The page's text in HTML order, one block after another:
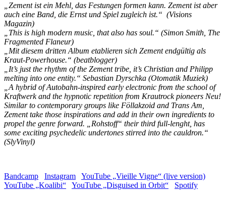
„Zement ist ein Mehl, das Festungen formen kann. Zement ist aber
auch eine Band, die Ernst und Spiel zugleich ist.“ (Visions
Magazin)
„This is high modern music, that also has soul.“ (Simon Smith, The
Fragmented Flaneur)
„Mit diesem dritten Album etablieren sich Zement endgültig als
Kraut-Powerhouse.“ (beatblogger)
„It’s just the rhythm of the Zement tribe, it’s Christian and Philipp
melting into one entity.“ Sebastian Dyrschka (Otomatik Muziek)
„A hybrid of Autobahn-inspired early electronic from the school of
Kraftwerk and the hypnotic repetition from Krautrock pioneers Neu!
Similar to contemporary groups like Föllakzoid and Trans Am,
Zement take those inspirations and add in their own ingredients to
propel the genre forward. „Rohstoff“ their third full-lenght, has
some exciting psychedelic undertones stirred into the cauldron.“
(SlyVinyl)
Bandcamp Instagram
YouTube „Vieille Vigne“ (live version)
YouTube „Koalibi“
YouTube „Disguised in Orbit“
Spotify